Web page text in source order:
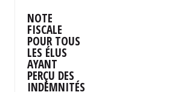
NOTE
FISCALE
POUR TOUS
LES ÉLUS
AYANT
PERÇU DES
INDEMNITÉS